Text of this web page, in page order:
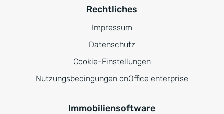
Rechtliches
Impressum
Datenschutz
Cookie-Einstellungen
Nutzungsbedingungen onOffice enterprise
Immobiliensoftware